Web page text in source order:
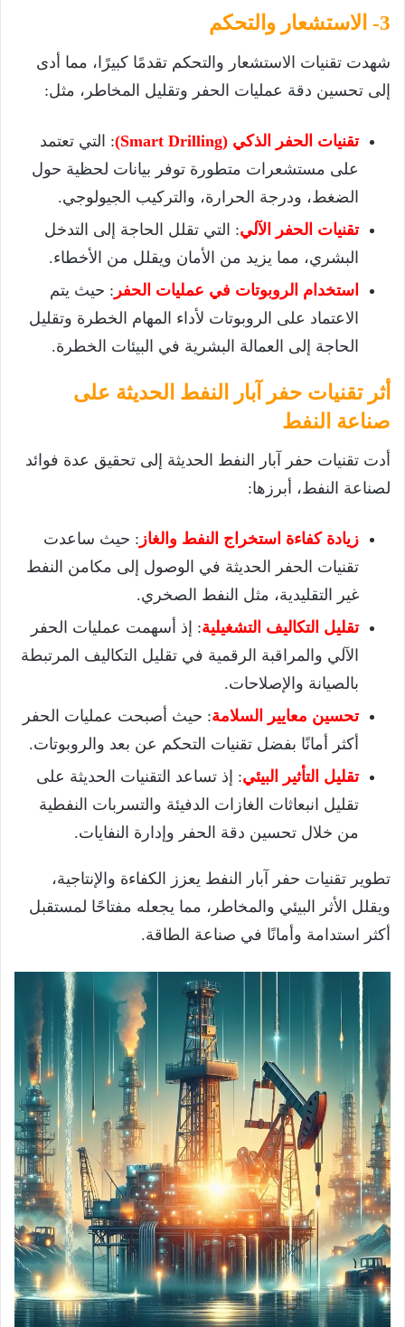
3- الاستشعار والتحكم
شهدت تقنيات الاستشعار والتحكم تقدمًا كبيرًا، مما أدى
إلى تحسين دقة عمليات الحفر وتقليل المخاطر، مثل:
تقنيات الحفر الذكي (Smart Drilling)
: التي تعتمد
على مستشعرات متطورة توفر بيانات لحظية حول
الضغط، ودرجة الحرارة، والتركيب الجيولوجي.
تقنيات الحفر الآلي: التي تقلل الحاجة إلى التدخل
البشري، مما يزيد من الأمان ويقلل من الأخطاء.
استخدام الروبوتات في عمليات الحفر : حيث يتم
الاعتماد على الروبوتات لأداء المهام الخطرة وتقليل
الحاجة إلى العمالة البشرية في البيئات الخطرة.
أثر تقنيات حفر آبار النفط الحديثة على
صناعة النفط
أدت تقنيات حفر آبار النفط الحديثة إلى تحقيق عدة فوائد
لصناعة النفط، أبرزها:
زيادة كفاءة استخراج النفط والغاز : حيث ساعدت
تقنيات الحفر الحديثة في الوصول إلى مكامن النفط
غير التقليدية، مثل النفط الصخري.
تقليل التكاليف التشغيلية: إذ أسهمت عمليات الحفر
الآلي والمراقبة الرقمية في تقليل التكاليف المرتبطة
بالصيانة والإصلاحات.
تحسين معايير
السلامة: حيث أصبحت عمليات الحفر
أكثر أمانًا بفضل تقنيات التحكم عن بعد والروبوتات.
تقليل التأثير البيئي: إذ تساعد التقنيات الحديثة على
تقليل انبعاثات الغازات الدفيئة والتسربات النفطية
من خلال تحسين دقة الحفر وإدارة النفايات.
تطوير تقنيات حفر آبار النفط يعزز الكفاءة والإنتاجية،
ويقلل الأثر البيئي والمخاطر، مما يجعله مفتاحًا لمستقبل
أكثر استدامة وأمانًا في صناعة الطاقة.